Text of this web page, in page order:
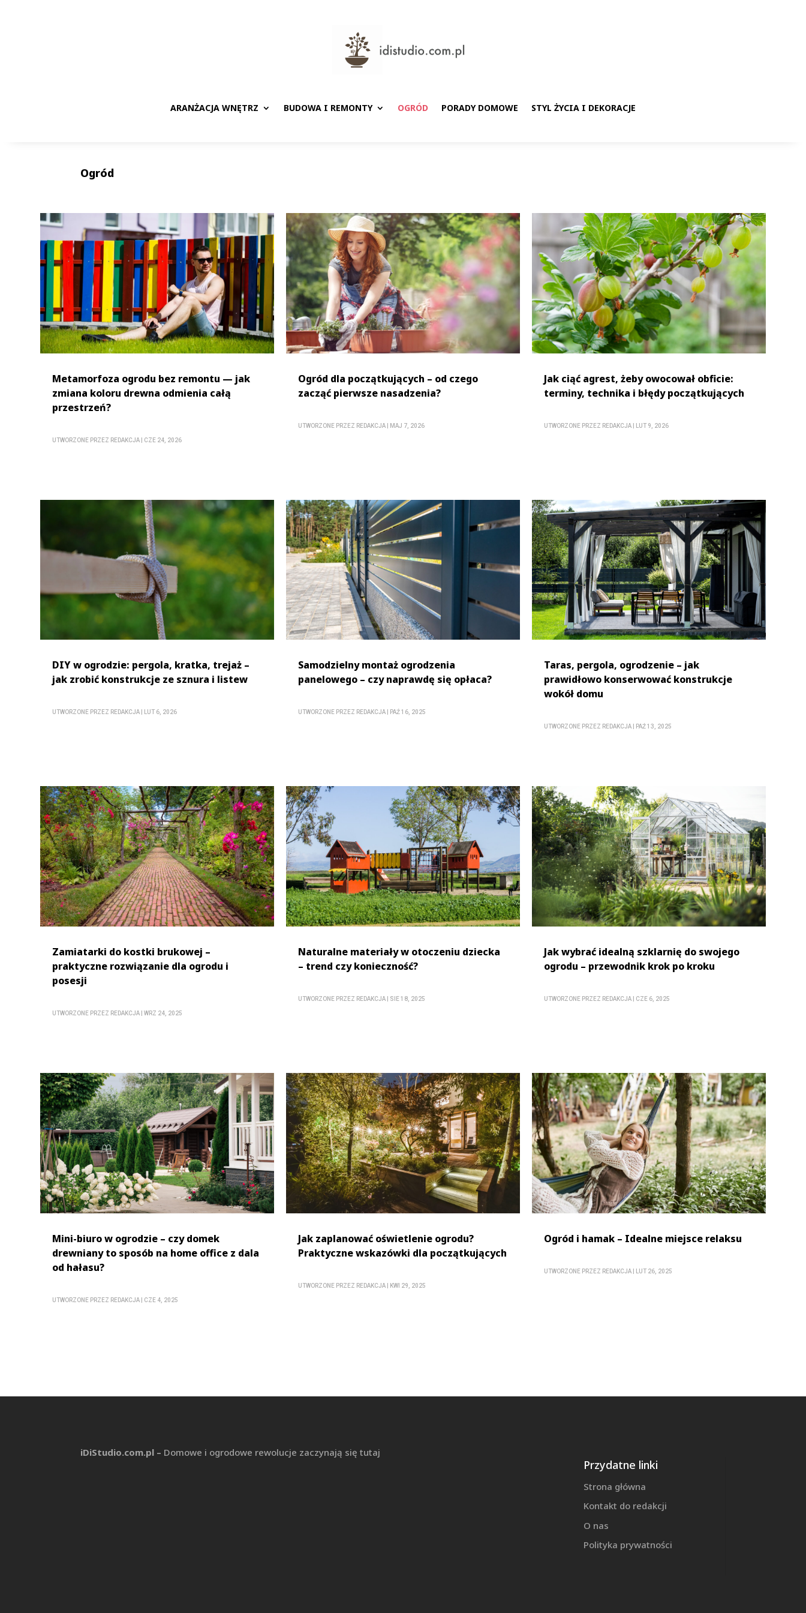
ARANŻACJA WNĘTRZ BUDOWA I REMONTY OGRÓD PORADY DOMOWE STYL ŻYCIA I DEKORACJE
Ogród
Metamorfoza ogrodu bez remontu — jak
zmiana koloru drewna odmienia całą
przestrzeń?
UTWORZONE PRZEZ REDAKCJA CZE 24, 2026
Ogród dla początkujących – od czego
zacząć pierwsze nasadzenia?
UTWORZONE PRZEZ REDAKCJA MAJ 7, 2026
Jak ciąć agrest, żeby owocował obficie:
terminy, technika i błędy początkujących
UTWORZONE PRZEZ REDAKCJA| LUT 9, 2026
DIY w ogrodzie: pergola, kratka, trejaż –
jak zrobić konstrukcje ze sznura i listew
UTWORZONE PRZEZ REDAKCJA LUT 6, 2026
Samodzielny montaż ogrodzenia
panelowego – czy naprawdę się opłaca?
UTWORZONE PRZEZ REDAKCJA PAŹ 16, 2025
Taras, pergola, ogrodzenie – jak
prawidłowo konserwować konstrukcje
wokół domu
UTWORZONE PRZEZ REDAKCJA| PAŹ 13, 2025
Zamiatarki do kostki brukowej –
praktyczne rozwiązanie dla ogrodu i
posesji
UTWORZONE PRZEZ REDAKCJA |WRZ 24, 2025
Naturalne materiały w otoczeniu dziecka
– trend czy konieczność?
UTWORZONE PRZEZ REDAKCJA SIE 18, 2025
Jak wybrać idealną szklarnię do swojego
ogrodu – przewodnik krok po kroku
UTWORZONE PRZEZ REDAKCJA| CZE 6, 2025
Mini-biuro w ogrodzie – czy domek
drewniany to sposób na home office z dala
od hałasu?
UTWORZONE PRZEZ REDAKCJA CZE 4, 2025
Jak zaplanować oświetlenie ogrodu?
Praktyczne wskazówki dla początkujących
UTWORZONE PRZEZ REDAKCJA KWI 29, 2025
Ogród i hamak – Idealne miejsce relaksu
UTWORZONE PRZEZ REDAKCJA| LUT 26, 2025
iDiStudio.com.pl – Domowe i ogrodowe rewolucje zaczynają się tutaj
Przydatne linki
Strona główna
Kontakt do redakcji
O nas
Polityka prywatności